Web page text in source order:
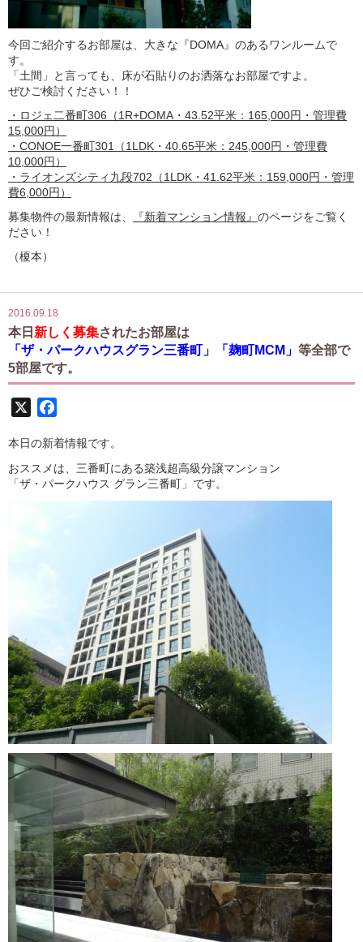
今回ご紹介するお部屋は、大きな『DOMA』のあるワンルームで
す。
「土間」と言っても、床が石貼りのお洒落なお部屋ですよ。
ぜひご検討ください！！
・ロジェ二番町306（1R+DOMA・43.52平米：165,000円・管理費
15,000円）
・CONOE一番町301（1LDK・40.65平米：245,000円・管理費
10,000円）
・ライオンズシティ九段702（1LDK・41.62平米：159,000円・管理
費6,000円）
募集物件の最新情報は、
『新着マンション情報』 のページをご覧く
ださい！
（榎本）
2016.09.18
本日 新しく募集されたお部屋は
「ザ・パークハウスグラン三番町」「麹町MCM」 等全部で
5部屋です。
本日の新着情報です。
おススメは、三番町にある築浅超高級分譲マンション
「ザ・パークハウス グラン三番町」です。